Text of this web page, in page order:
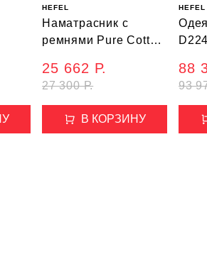
HEFEL
Наматрасник с
ремнями Pure Cotton,
27 300 Р.
25 662 Р.
В КОРЗИНУ
HEFEL
93
88